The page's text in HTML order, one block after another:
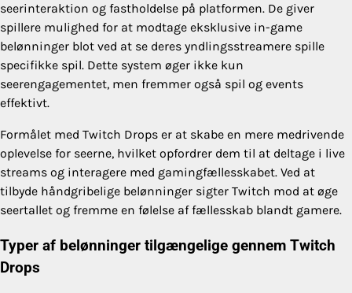
seerinteraktion og fastholdelse på platformen. De giver
spillere mulighed for at modtage eksklusive in-game
belønninger blot ved at se deres yndlingsstreamere spille
specifikke spil. Dette system øger ikke kun
seerengagementet, men fremmer også spil og events
effektivt.
Formålet med Twitch Drops er at skabe en mere medrivende
oplevelse for seerne, hvilket opfordrer dem til at deltage i live
streams og interagere med gamingfællesskabet. Ved at
tilbyde håndgribelige belønninger sigter Twitch mod at øge
seertallet og fremme en følelse af fællesskab blandt gamere.
Typer af belønninger tilgængelige gennem Twitch
Drops